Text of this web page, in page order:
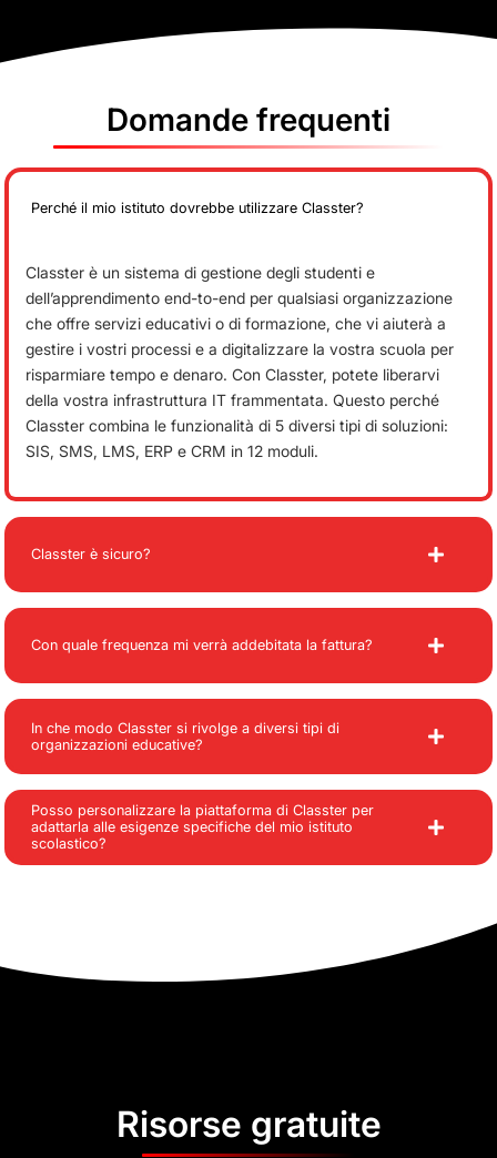
Domande frequenti
Perché il mio istituto dovrebbe utilizzare Classter?
Classter è un sistema di gestione degli studenti e
dell’apprendimento end-to-end per qualsiasi organizzazione
che offre servizi educativi o di formazione, che vi aiuterà a
gestire i vostri processi e a digitalizzare la vostra scuola per
risparmiare tempo e denaro. Con Classter, potete liberarvi
della vostra infrastruttura IT frammentata. Questo perché
Classter combina le funzionalità di 5 diversi tipi di soluzioni:
SIS, SMS, LMS, ERP e CRM in 12 moduli.
Classter è sicuro?
Con quale frequenza mi verrà addebitata la fattura?
In che modo Classter si rivolge a diversi tipi di
organizzazioni educative?
Posso personalizzare la piattaforma di Classter per
adattarla alle esigenze specifiche del mio istituto
scolastico?
Risorse gratuite